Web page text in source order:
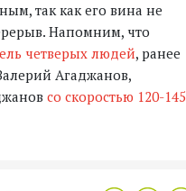
так как его вина не
Напомним, что
четверых людей, ранее
Агаджанов,
со скоростью 120-145